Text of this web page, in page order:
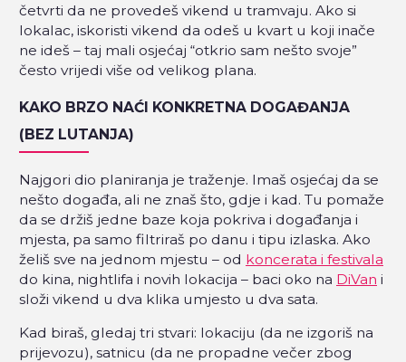
četvrti da ne provedeš vikend u tramvaju. Ako si
lokalac, iskoristi vikend da odeš u kvart u koji inače
ne ideš – taj mali osjećaj “otkrio sam nešto svoje”
često vrijedi više od velikog plana.
KAKO BRZO NAĆI KONKRETNA DOGAĐANJA
(BEZ LUTANJA)
Najgori dio planiranja je traženje. Imaš osjećaj da se
nešto događa, ali ne znaš što, gdje i kad. Tu pomaže
da se držiš jedne baze koja pokriva i događanja i
mjesta, pa samo filtriraš po danu i tipu izlaska. Ako
želiš sve na jednom mjestu – od koncerata i festivala
do kina, nightlifa i novih lokacija – baci oko na DiVan i
složi vikend u dva klika umjesto u dva sata.
Kad biraš, gledaj tri stvari: lokaciju (da ne izgoriš na
prijevozu), satnicu (da ne propadne večer zbog